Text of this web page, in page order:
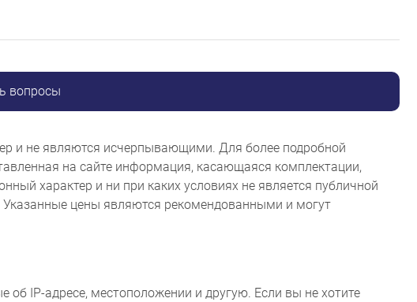
вопросы
и не являются исчерпывающими. Для более подробной
на сайте информация, касающаяся комплектации,
характер и ни при каких условиях не является публичной
Указанные цены являются рекомендованными и могут
об IP-адресе, местоположении и другую. Если вы не хотите